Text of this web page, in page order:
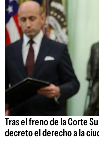
Tras el freno de la Corte
decreto el derecho a la